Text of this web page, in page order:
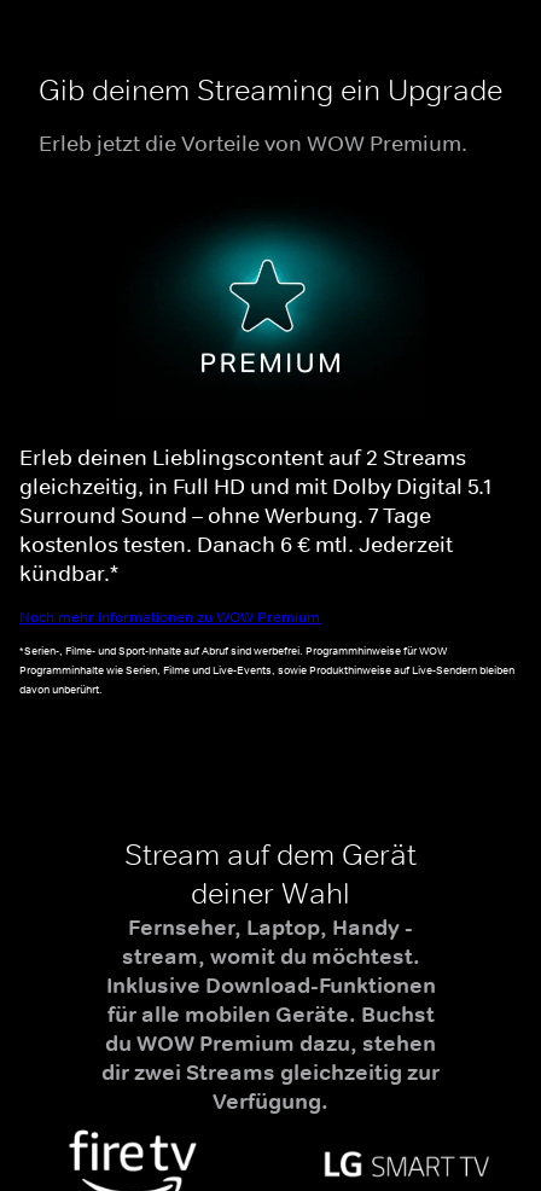
Gib deinem Streaming ein Upgrade
Erleb jetzt die Vorteile von WOW Premium.
Erleb deinen Lieblingscontent auf 2 Streams
gleichzeitig, in Full HD und mit Dolby Digital 5.1
Surround Sound – ohne Werbung. 7 Tage
kostenlos testen. Danach 6 € mtl. Jederzeit
kündbar.*
Noch mehr Informationen zu WOW Premium
*Serien-, Filme- und Sport-Inhalte auf Abruf sind werbefrei. Programmhinweise für WOW
Programminhalte wie Serien, Filme und Live-Events, sowie Produkthinweise auf Live-Sendern bleiben
davon unberührt.
Stream auf dem Gerät
deiner Wahl
Fernseher, Laptop, Handy -
stream, womit du möchtest.
Inklusive Download-Funktionen
für alle mobilen Geräte. Buchst
du WOW Premium dazu, stehen
dir zwei Streams gleichzeitig zur
Verfügung.